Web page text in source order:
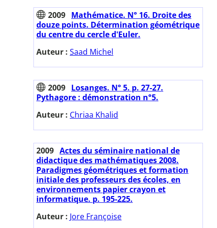
2009 Mathématice. N° 16. Droite des
douze points. Détermination géométrique
du centre du cercle d'Euler.
Auteur : Saad Michel
2009 Losanges. N° 5. p. 27-27.
Pythagore : démonstration n°5.
Auteur : Chriaa Khalid
2009 Actes du séminaire national de
didactique des mathématiques 2008.
Paradigmes géométriques et formation
initiale des professeurs des écoles, en
environnements papier crayon et
informatique. p. 195-225.
Auteur : Jore Françoise